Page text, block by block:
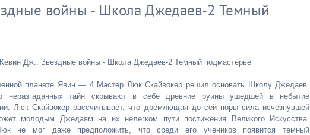
войны - Школа Джедаев-2 Темный
Дж.. Звездные войны - Школа Джедаев-2 Темный подмастерье
планете Явин — 4 Мастер Люк Скайвокер решил основать Школу Джедаев.
неразгаданных тайн скрывают в себе древние руины ушедшей в небытие
Люк Скайвокер рассчитывает, что дремлющая до сей поры сила исчезнувшей
молодым Джедаям на их нелегком пути постижения Великого Искусства.
не мог даже предположить, что среди его учеников появится темный